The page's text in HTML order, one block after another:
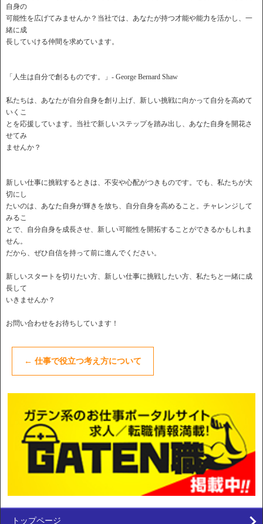
自身の
可能性を広げてみませんか？当社では、あなたが持つ才能や能力を活かし、一
緒に成
長していける仲間を求めています。
「人生は自分で創るものです。」- George Bernard Shaw
私たちは、あなたが自分自身を創り上げ、新しい挑戦に向かって自分を高めて
いくこ
とを応援しています。当社で新しいステップを踏み出し、あなた自身を開花さ
せてみ
ませんか？
新しい仕事に挑戦するときは、不安や心配がつきものです。でも、私たちが大
切にし
たいのは、あなた自身が輝きを放ち、自分自身を高めること。チャレンジして
みるこ
とで、自分自身を成長させ、新しい可能性を開拓することができるかもしれま
せん。
だから、ぜひ自信を持って前に進んでください。
新しいスタートを切りたい方、新しい仕事に挑戦したい方、私たちと一緒に成
長して
いきませんか？
お問い合わせをお待ちしています！
← 仕事で役立つ考え方について
トップページ